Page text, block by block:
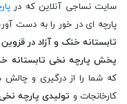
سایت نساجی آنلاین که در
پارچه ای در خور را به دست
تابستانه خنک و آزاد در
پخش پارچه نخی تابستانه
که شما را از درگیری و چالش
کارخانجات و تولیدی پارچه